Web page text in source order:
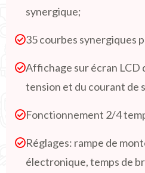
synergique;
35 courbes synergiques
Affichage sur écran LCD
tension et du courant de
Fonctionnement 2/4
Réglages: rampe de
électronique, temps de